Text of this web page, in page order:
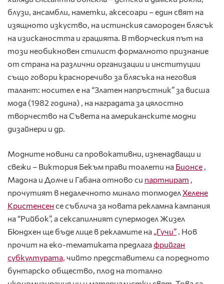
блузи, ансамбли, наметки, аксесоари – един свят на
изящното изкуство, на истинския самороден блясък
на изискаността и грацията. В творческия път на
този необикновен стилист формалното признание
от страна на различни организации и институции
също говори красноречиво за блясъка на неговия
талант: носител е на “Златен напръстник” за висша
мода (1982 година) , на наградата за цялостно
творчество на Съвета на американските модни
дизайнери и др.
Модните новини са провокативни, изненадващи и
свежи – Виктория Бекъм прави тоалети на Бионсе ,
Мадона и Долче и Габана отново си партнират ,
прочутият в недалечното минало топмодел Хелене
Кристенсен се съблича за новата рекламна кампания
на “Рийбок”, а сексапилният супермодел Жизел
Бюндхен ще бъде лице в рекламите на „Гучи” . Нов
прочит на еко-тематиката предлагафрийган
субкултурата, чийто представители са поредното
бунтарско общество, плод на тотално